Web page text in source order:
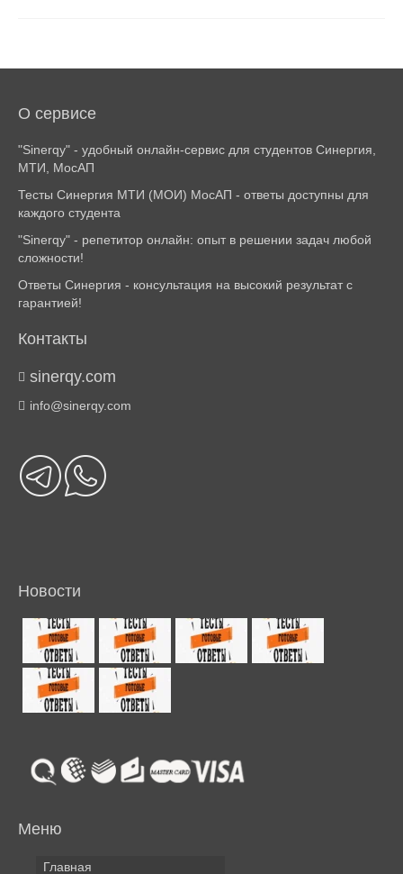
О сервисе
"Sinerqy" - удобный онлайн-сервис для студентов Синергия,
МТИ, МосАП
Тесты Синергия МТИ (МОИ) МосАП - ответы доступны для
каждого студента
"Sinerqy" - репетитор онлайн: опыт в решении задач любой
сложности!
Ответы Синергия - консультация на высокий результат с
гарантией!
Контакты
sinerqy.com
info@sinerqy.com
Новости
Меню
Главная